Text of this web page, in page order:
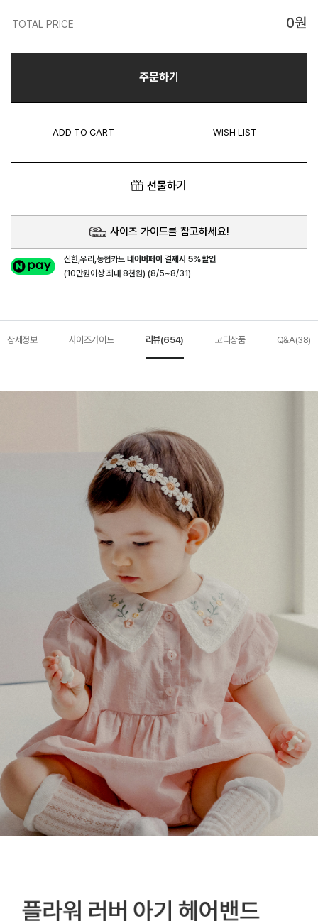
TOTAL PRICE 0원
주문하기
ADD TO CART WISH LIST
선물하기
사이즈 가이드를 참고하세요!
신한,우리,농협카드네이버페이 결제시 5%할인
(10만원이상 최대 8천원) (8/5~8/31)
상세정보 사이즈가이드 리뷰(654) 코디상품 Q&A(38)